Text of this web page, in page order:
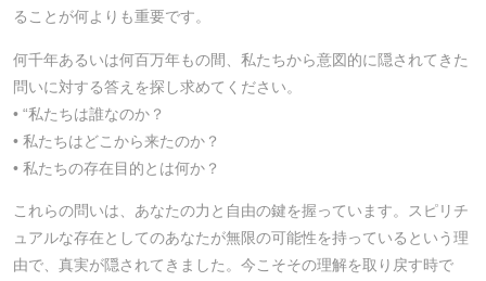
ることが何よりも重要です。
何千年あるいは何百万年もの間、私たちから意図的に隠されてきた
問いに対する答えを探し求めてください。
• “私たちは誰なのか？
• 私たちはどこから来たのか？
• 私たちの存在目的とは何か？
これらの問いは、あなたの力と自由の鍵を握っています。スピリチ
ュアルな存在としてのあなたが無限の可能性を持っているという理
由で、真実が隠されてきました。今こそその理解を取り戻す時で